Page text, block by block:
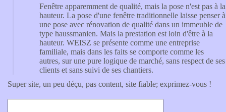
Fenêtre apparemment de qualité, mais la pose n'est pas à la
hauteur. La pose d'une fenêtre traditionnelle laisse penser à
une pose avec rénovation de qualité dans un immeuble de
type haussmanien. Mais la prestation est loin d'être à la
hauteur. WEISZ se présente comme une entreprise
familiale, mais dans les faits se comporte comme les
autres, sur une pure logique de marché, sans respect de ses
clients et sans suivi de ses chantiers.
Super site, un peu déçu, pas content, site fiable; exprimez-vous !